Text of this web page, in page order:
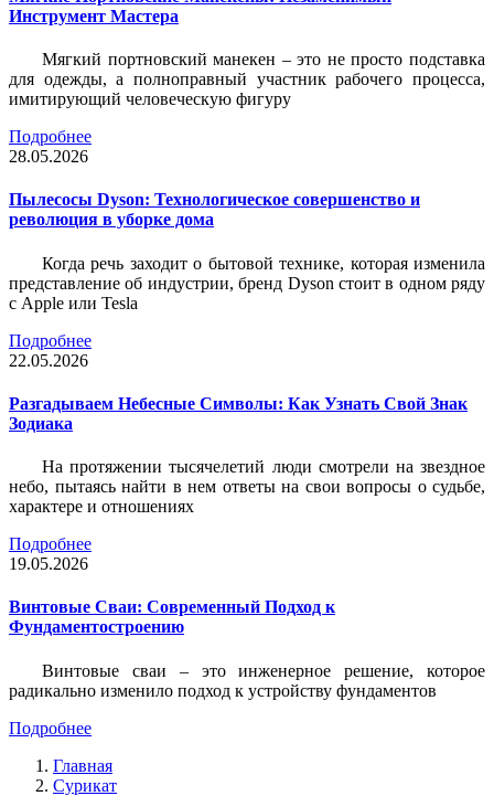
Инструмент Мастера
Мягкий портновский манекен – это не просто подставка
для одежды, а полноправный участник рабочего процесса,
имитирующий человеческую фигуру
Подробнее
28.05.2026
Пылесосы Dyson: Технологическое совершенство и
революция в уборке дома
Когда речь заходит о бытовой технике, которая изменила
представление об индустрии, бренд Dyson стоит в одном ряду
с Apple или Tesla
Подробнее
22.05.2026
Разгадываем Небесные Символы: Как Узнать Свой Знак
Зодиака
На протяжении тысячелетий люди смотрели на звездное
небо, пытаясь найти в нем ответы на свои вопросы о судьбе,
характере и отношениях
Подробнее
19.05.2026
Винтовые Сваи: Современный Подход к
Фундаментостроению
Винтовые сваи – это инженерное решение, которое
радикально изменило подход к устройству фундаментов
Подробнее
Главная
Сурикат